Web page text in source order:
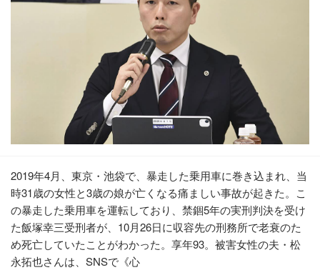
2019年4月、東京・池袋で、暴走した乗用車に巻き込まれ、当
時31歳の女性と3歳の娘が亡くなる痛ましい事故が起きた。こ
の暴走した乗用車を運転しており、禁錮5年の実刑判決を受け
た飯塚幸三受刑者が、10月26日に収容先の刑務所で老衰のた
め死亡していたことがわかった。享年93。被害女性の夫・松
永拓也さんは、SNSで《心